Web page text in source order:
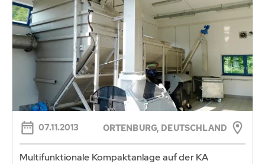
07.11.2013 ORTENBURG, DEUTSCHLAND
Multifunktionale Kompaktanlage auf der KA